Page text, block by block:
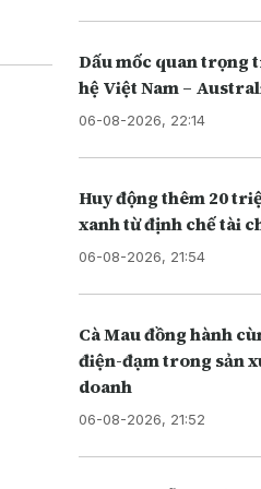
Dấu mốc quan trọng
hệ Việt Nam –
06-08-2026, 22:14
Huy động thêm 20
xanh từ định chế tài
06-08-2026, 21:54
Cà Mau đồng hành
điện-đạm trong sản
doanh
06-08-2026, 21:52